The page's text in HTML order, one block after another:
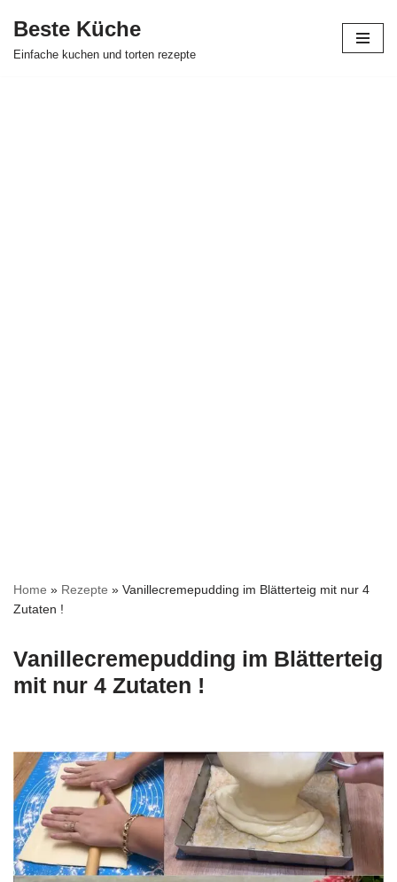
Zum
Beste Küche
Einfache kuchen und torten rezepte
Home » Rezepte » Vanillecremepudding im Blätterteig mit nur 4
Zutaten !
Vanillecremepudding im Blätterteig
mit nur 4 Zutaten !